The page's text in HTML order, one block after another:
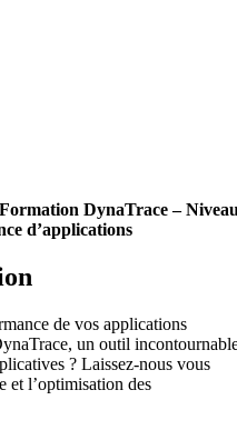
Formation DynaTrace –
d’applications
de vos applications
un outil
? Laissez-nous vous
et l’optimisation des